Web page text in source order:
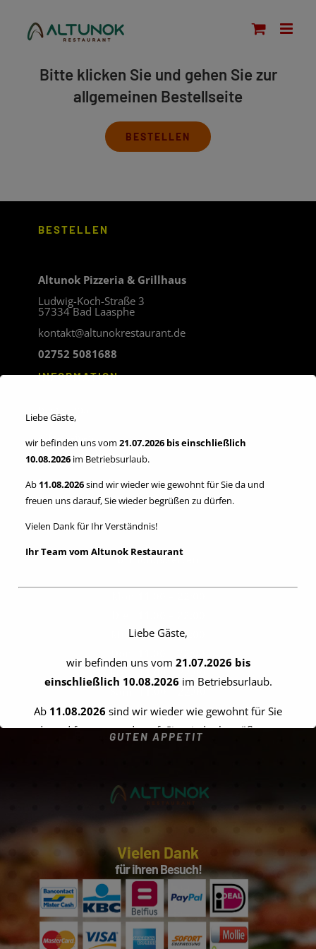
Bitte klicken Sie und gehen Sie zur
allgemeinen Bestellseite
BESTELLEN
BESTELLEN
Altunok Pizzeria & Grillhaus
Ludwig-Koch-Straße 3
57334 Bad Laasphe
kontakt@altunokrestaurant.de
02752 5081688
INFORMATION
Impressum
Allgemeinen
Geschäftsbedingungen
Datenschutzerklärung
Plattform der EU-Kommission zur Online-Streitbeilegung
Mit 11:00 – 22:00
Son 13:00 – 22:00
GUTEN APPETIT
Vielen Dank
für ihren Besuch!
Liebe Gäste,
wir befinden uns vom 21.07.2026 bis einschließlich
10.08.2026 im Betriebsurlaub.
Ab 11.08.2026sind wir wieder wie gewohnt für Sie da und
freuen uns darauf, Sie wieder begrüßen zu dürfen.
Vielen Dank für Ihr Verständnis!
Ihr Team vom Altunok Restaurant
Liebe Gäste,
wir befinden uns vom 21.07.2026 bis
einschließlich 10.08.2026 im Betriebsurlaub.
Ab 11.08.2026 sind wir wieder wie gewohnt für Sie
da und freuen uns darauf, Sie wieder begrüßen zu
Ihr Team vom Altunok Restaurant